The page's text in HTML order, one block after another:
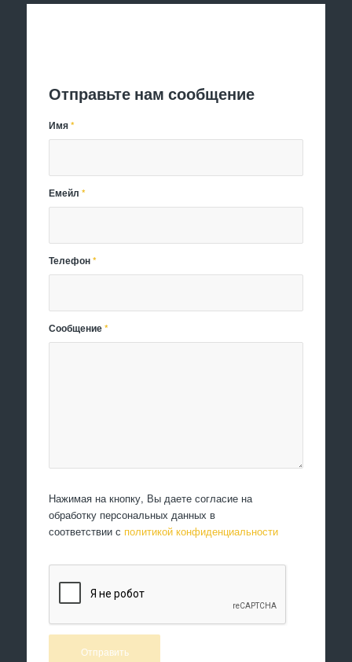
Отправьте нам сообщение
Имя*
Емейл*
Телефон*
Сообщение*
Нажимая на кнопку, Вы даете согласие на
обработку персональных данных в
соответствии с политикой конфиденциальности